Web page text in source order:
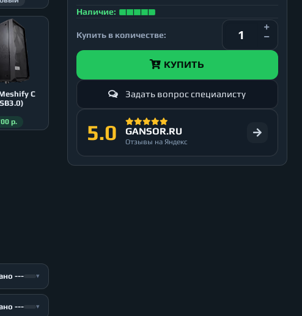
р.
--- ▾
--- ▾
Наличие:
Купить в количестве:
КУПИТЬ
Задать вопрос специалисту
5.0 GANSOR.RU
Отзывы на Яндекс